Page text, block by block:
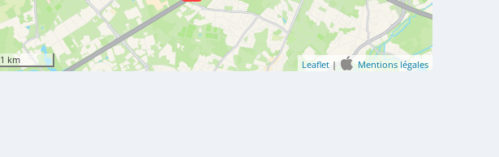
1 km Leaflet | Mentions légales